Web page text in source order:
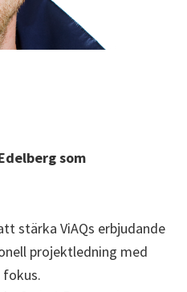
som
stärka ViAQs erbjudande
projektledning med
fokus.